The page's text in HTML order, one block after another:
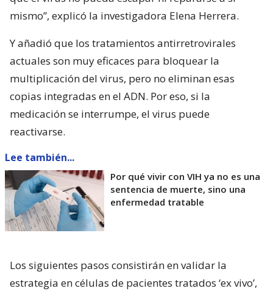
mismo”, explicó la investigadora Elena Herrera.
Y añadió que los tratamientos antirretrovirales
actuales son muy eficaces para bloquear la
multiplicación del virus, pero no eliminan esas
copias integradas en el ADN. Por eso, si la
medicación se interrumpe, el virus puede
reactivarse.
Lee también...
Por qué vivir con VIH ya no es una
sentencia de muerte, sino una
enfermedad tratable
Los siguientes pasos consistirán en validar la
estrategia en células de pacientes tratados ‘ex vivo’,